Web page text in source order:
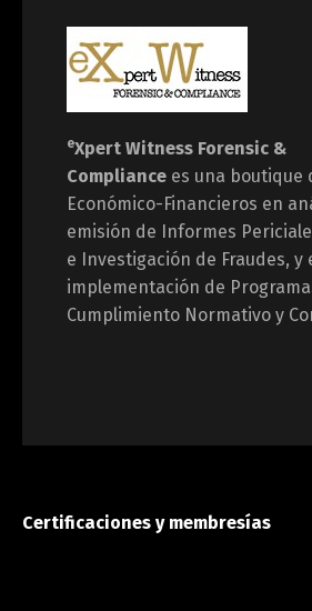
eXpert Witness Forensic &
Compliance es una boutique
Económico-Financieros en
emisión de Informes
e Investigación de Fraudes, y
implementación de
Cumplimiento Normativo y
Certificaciones y membresías